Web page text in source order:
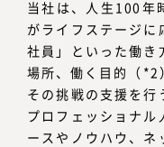
当社は、人生100年
がライフステージに
社員」といった働き
場所、働く目的（*2
その挑戦の支援を行
プロフェッショナル
ースやノウハウ、ネ